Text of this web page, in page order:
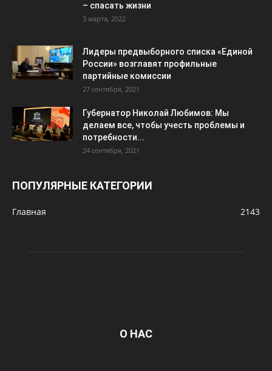
– спасать жизни
3 марта, 2022
Лидеры предвыборного списка «Единой
России» возглавят профильные
партийные комиссии
27 сентября, 2021
Губернатор Николай Любимов: Мы
делаем все, чтобы учесть проблемы и
потребности...
24 сентября, 2021
ПОПУЛЯРНЫЕ КАТЕГОРИИ
Главная 2143
О НАС